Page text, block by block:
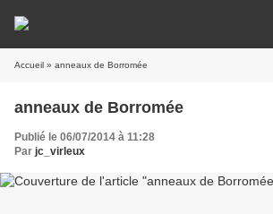
Accueil » anneaux de Borromée
anneaux de Borromée
Publié le 06/07/2014 à 11:28
Par jc_virleux